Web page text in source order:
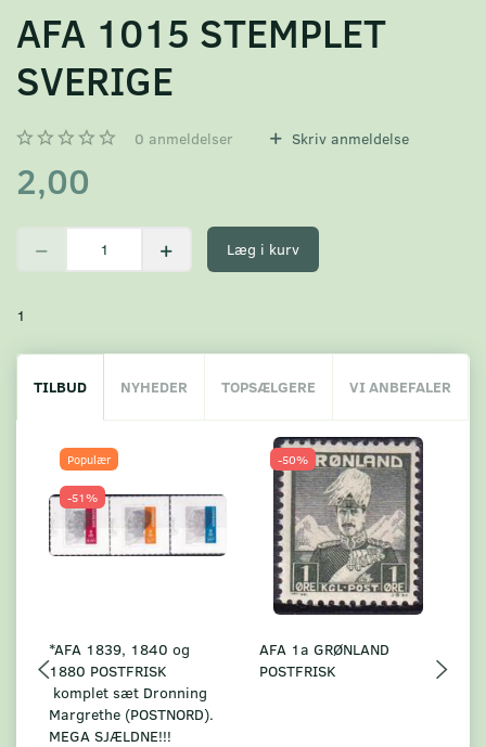
AFA 1015 STEMPLET
SVERIGE
0 anmeldelser Skriv anmeldelse
2,00
Læg i kurv
1
TILBUD NYHEDER TOPSÆLGERE VI ANBEFALER
Populær
-51%
*AFA 1839, 1840 og
1880 POSTFRISK
komplet sæt Dronning
Margrethe (POSTNORD).
MEGA SJÆLDNE!!!
-50%
AFA 1a GRØNLAND
POSTFRISK